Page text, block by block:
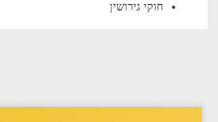
חוקי גירושין